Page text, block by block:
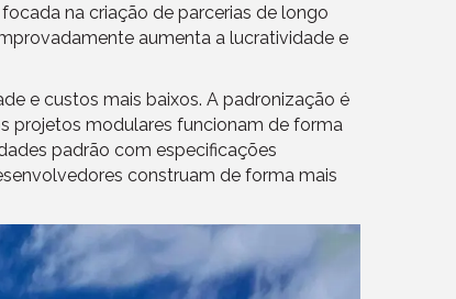
na criação de parcerias de longo
aumenta a lucratividade e
e custos mais baixos. A padronização é
projetos modulares funcionam de forma
padrão com especificações
construam de forma mais